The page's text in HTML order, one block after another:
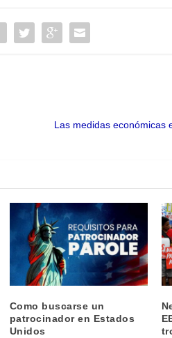
Las medidas económicas
Como buscarse un
patrocinador en Estados
Unidos